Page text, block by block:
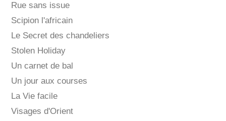
Rue sans issue
Scipion l'africain
Le Secret des chandeliers
Stolen Holiday
Un carnet de bal
Un jour aux courses
La Vie facile
Visages d'Orient